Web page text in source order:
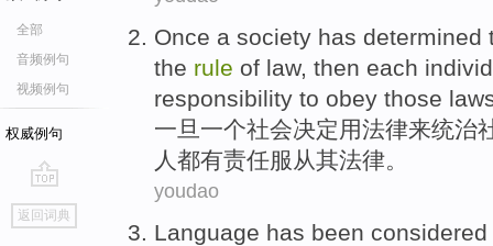
全部
音频例句
视频例句
权威例句
go
top
返回词典
Once a society has determined
the rule of law, then each
responsibility to obey those
一旦 一个社会决定用法律来统治
人 都有责任服从其法律。
youdao
Language has been considered